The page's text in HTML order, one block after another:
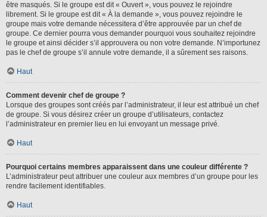
être masqués. Si le groupe est dit « Ouvert », vous pouvez le rejoindre
librement. Si le groupe est dit « À la demande », vous pouvez rejoindre le
groupe mais votre demande nécessitera d’être approuvée par un chef de
groupe. Ce dernier pourra vous demander pourquoi vous souhaitez rejoindre
le groupe et ainsi décider s’il approuvera ou non votre demande. N’importunez
pas le chef de groupe s’il annule votre demande, il a sûrement ses raisons.
Haut
Comment devenir chef de groupe ?
Lorsque des groupes sont créés par l’administrateur, il leur est attribué un chef
de groupe. Si vous désirez créer un groupe d’utilisateurs, contactez
l’administrateur en premier lieu en lui envoyant un message privé.
Haut
Pourquoi certains membres apparaissent dans une couleur différente ?
L’administrateur peut attribuer une couleur aux membres d’un groupe pour les
rendre facilement identifiables.
Haut